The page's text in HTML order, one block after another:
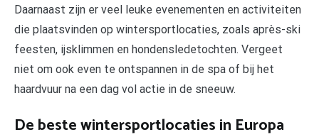
Daarnaast zijn er veel leuke evenementen en activiteiten
die plaatsvinden op wintersportlocaties, zoals après-ski
feesten, ijsklimmen en hondensledetochten. Vergeet
niet om ook even te ontspannen in de spa of bij het
haardvuur na een dag vol actie in de sneeuw.
De beste wintersportlocaties in Europa